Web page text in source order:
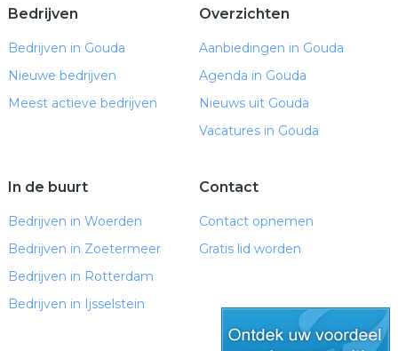
Bedrijven
Bedrijven in Gouda
Nieuwe bedrijven
Meest actieve bedrijven
Overzichten
Aanbiedingen in Gouda
Agenda in Gouda
Nieuws uit Gouda
Vacatures in Gouda
In de buurt
Bedrijven in Woerden
Bedrijven in Zoetermeer
Bedrijven in Rotterdam
Bedrijven in Ijsselstein
Contact
Contact opnemen
Gratis lid worden